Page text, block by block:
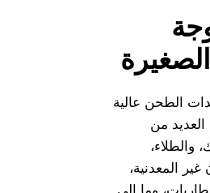
الطحن عالية
من
والطلاء،
المعدنية،